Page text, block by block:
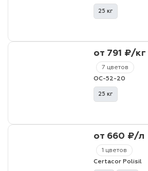
25 кг
7 цветов
от 791 ₽/кг
ОС-52-20
25 кг
1 цветов
от 660 ₽/л
Certacor Polisil